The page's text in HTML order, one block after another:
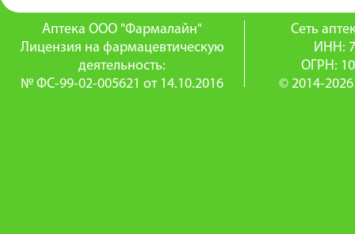
Аптека ООО "Фармалайн"
Лицензия на фармацевтическую
деятельность:
№ ФС-99-02-005621 от 14.10.2016
Сеть
ИНН:
ОГРН:
© 2014-